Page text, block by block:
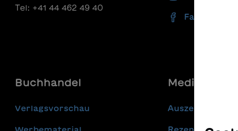
Tel: +41 44 462 49 40
Facebook
Buchhandel
Verlagsvorschau
Media
Auszeichnungen